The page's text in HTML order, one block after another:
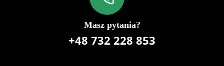
Masz pytania?
+48 732 228 853